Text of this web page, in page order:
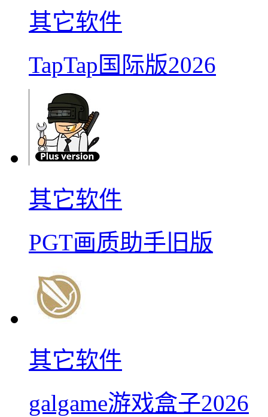
其它软件
TapTap国际版2026
其它软件
PGT画质助手旧版
其它软件
galgame游戏盒子2026